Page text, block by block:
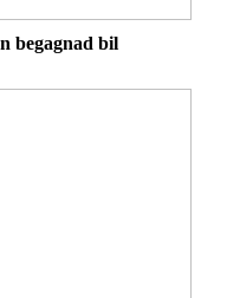
begagnad bil